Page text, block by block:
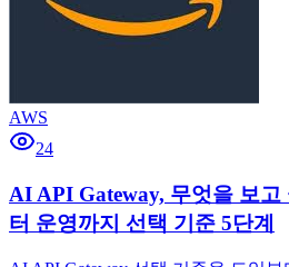
AWS
24
AI API Gateway, 무엇을 보
터 운영까지 선택 기준 5단계